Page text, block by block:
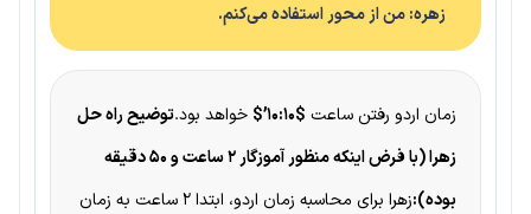
زهره: من از محور استفاده می‌کنم.
زمان اردو رفتن ساعت $۱۰:۱۰’$ خواهد بود.توضیح راه حل
زهرا (با فرض اینکه منظور آموزگار ۲ ساعت و ۵۰ دقیقه
بوده):
زهرا برای محاسبه زمان اردو، ابتدا ۲ ساعت به زمان